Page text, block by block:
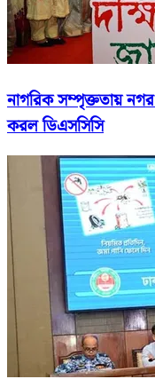
নাগরিক সম্পৃক্ততায় নগর
করল ডিএসসিসি